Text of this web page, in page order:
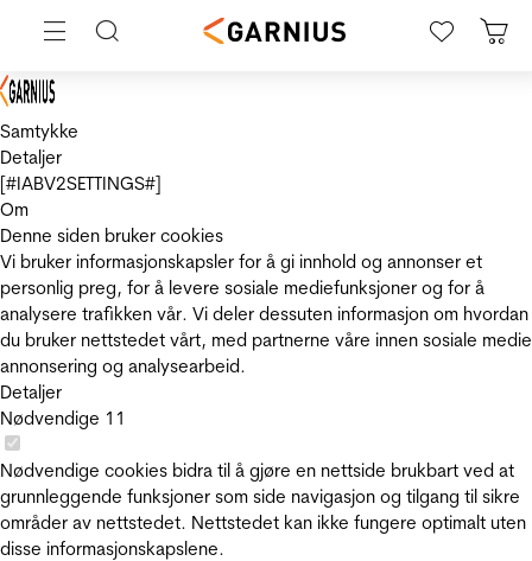
Samtykke
Detaljer
[#IABV2SETTINGS#]
Om
Denne siden bruker cookies
Vi bruker informasjonskapsler for å gi innhold og annonser et
personlig preg, for å levere sosiale mediefunksjoner og for å
analysere trafikken vår. Vi deler dessuten informasjon om hvordan
du bruker nettstedet vårt, med partnerne våre innen sosiale
annonsering og analysearbeid.
Detaljer
Nødvendige 11
Nødvendige cookies bidra til å gjøre en nettside brukbart ved at
grunnleggende funksjoner som side navigasjon og tilgang til sikre
områder av nettstedet. Nettstedet kan ikke fungere optimalt uten
disse informasjonskapslene.